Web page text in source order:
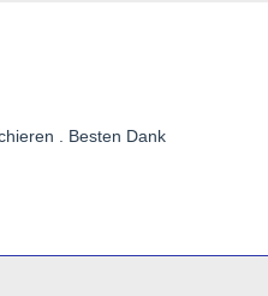
. Besten Dank